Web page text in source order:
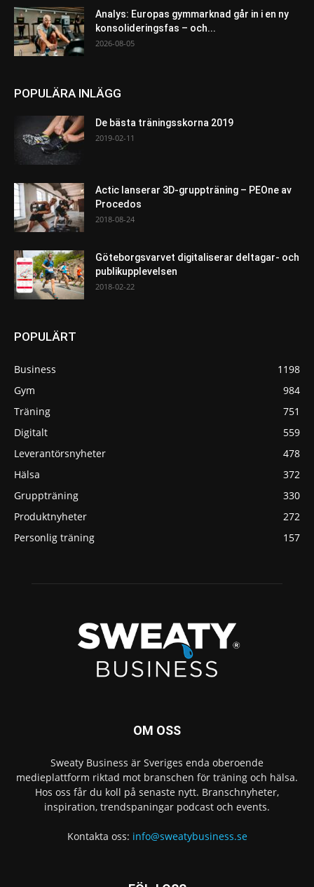
Analys: Europas gymmarknad går in i en ny
konsolideringsfas – och...
2026-08-05
POPULÄRA INLÄGG
De bästa träningsskorna 2019
2019-02-11
Actic lanserar 3D-gruppträning – PEOne av
Procedos
2018-08-24
Göteborgsvarvet digitaliserar deltagar- och
publikupplevelsen
2018-02-22
POPULÄRT
Business
1198
Gym
984
Träning
751
Digitalt
559
Leverantörsnyheter
478
Hälsa
372
Gruppträning
330
Produktnyheter
272
Personlig träning
157
OM OSS
Sweaty Business är Sveriges enda oberoende
medieplattform riktad mot branschen för träning och hälsa.
Hos oss får du koll på senaste nytt. Branschnyheter,
inspiration, trendspaningar podcast och events.
Kontakta oss: info@sweatybusiness.se